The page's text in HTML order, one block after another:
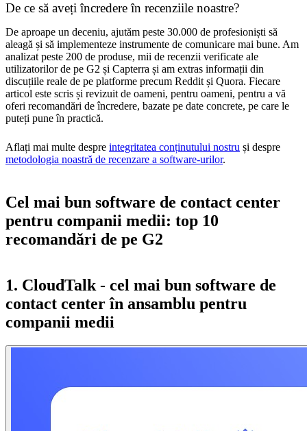
De ce să aveți încredere în recenziile noastre?
De aproape un deceniu, ajutăm peste 30.000 de profesioniști să
aleagă și să implementeze instrumente de comunicare mai bune. Am
analizat peste 200 de produse, mii de recenzii verificate ale
utilizatorilor de pe G2 și Capterra și am extras informații din
discuțiile reale de pe platforme precum Reddit și Quora. Fiecare
articol este scris și revizuit de oameni, pentru oameni, pentru a vă
oferi recomandări de încredere, bazate pe date concrete, pe care le
puteți pune în practică.
Aflați mai multe despre integritatea conținutului nostru și despre
metodologia noastră de recenzare a software-urilor.
Cel mai bun software de contact center
pentru companii medii: top 10
recomandări de pe G2
1. CloudTalk - cel mai bun software de
contact center în ansamblu pentru
companii medii